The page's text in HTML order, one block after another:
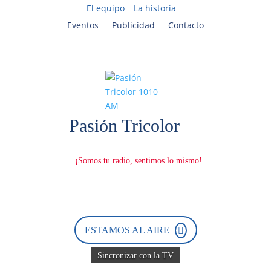
El equipo
La historia
Eventos
Publicidad Contacto
r
g
á
n
ESTAMOS AL AIRE
Sincronizar con la TV